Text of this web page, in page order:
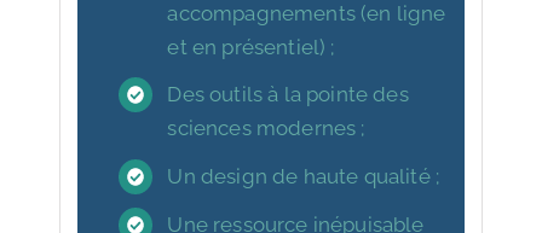
accompagnements (en ligne
et en présentiel) ;
Des outils à la pointe des
sciences modernes ;
Un design de haute qualité ;
Une ressource inépuisable